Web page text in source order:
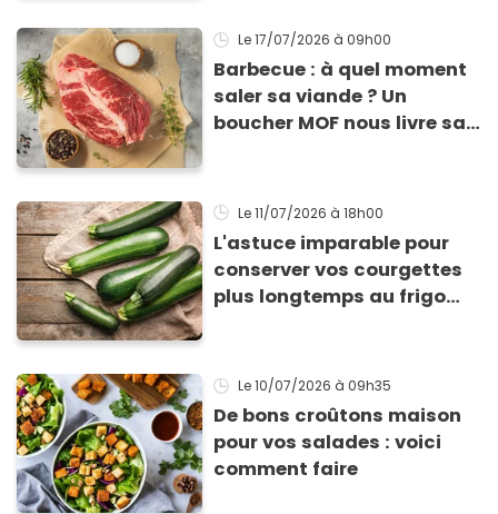
Le 17/07/2026 à 09h00
Barbecue : à quel moment
saler sa viande ? Un
boucher MOF nous livre sa
Le 11/07/2026 à 18h00
L'astuce imparable pour
conserver vos courgettes
plus longtemps au frigo
Le 10/07/2026 à 09h35
De bons croûtons maison
pour vos salades : voici
comment faire